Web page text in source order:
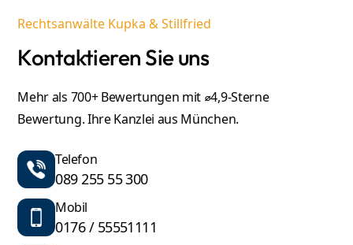
Rechtsanwälte Kupka & Stillfried
Kontaktieren Sie uns
Mehr als 700+ Bewertungen mit ⌀4,9-Sterne
Bewertung. Ihre Kanzlei aus München.
Telefon
089 255 55 300
Mobil
0176 / 55551111